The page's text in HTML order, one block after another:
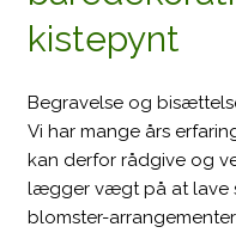
kistepynt
Begravelse og
Vi har mange års
kan derfor rådgive og
lægger vægt på at lave
blomster-